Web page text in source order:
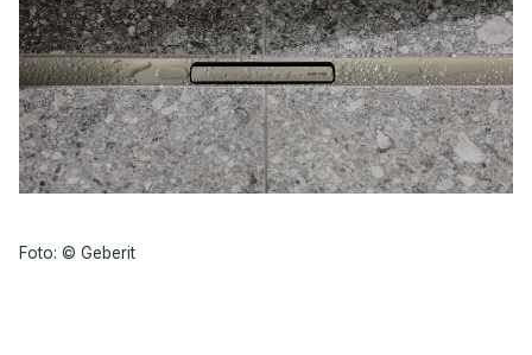
Foto: © Geberit